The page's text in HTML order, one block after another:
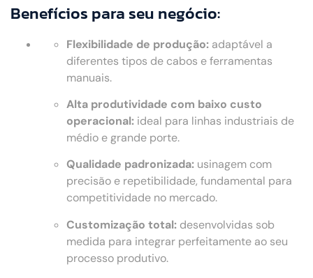
Benefícios para seu negócio:
Flexibilidade de produção: adaptável a
diferentes tipos de cabos e ferramentas
manuais.
Alta produtividade com baixo custo
operacional: ideal para linhas industriais de
médio e grande porte.
Qualidade padronizada: usinagem com
precisão e repetibilidade, fundamental para
competitividade no mercado.
Customização total: desenvolvidas sob
medida para integrar perfeitamente ao seu
processo produtivo.